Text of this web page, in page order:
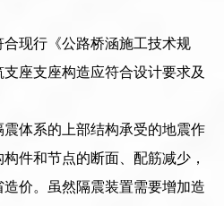
现行《公路桥涵施工技术规
座支座构造应符合设计要求及
体系的上部结构承受的地震作
件和节点的断面、配筋减少，
价。虽然隔震装置需要增加造